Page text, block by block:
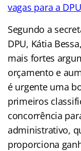
vagas para a
Segundo a
DPU, Kátia
mais fortes
orçamento e
é urgente uma
primeiros
concorrência
administrativo,
proporciona